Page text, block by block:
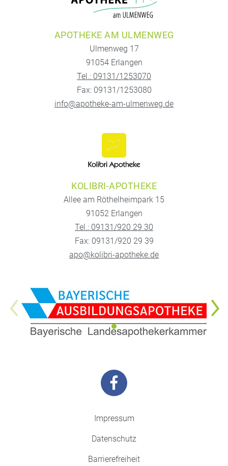
APOTHEKE AM ULMENWEG
Ulmenweg 17
91054 Erlangen
Tel.: 09131/1253070
Fax: 09131/1253080
info@apotheke-am-ulmenweg.de
KOLIBRI-APOTHEKE
Allee am Röthelheimpark 15
91052 Erlangen
Tel.: 09131/920 29 30
Fax: 09131/920 29 39
apo@kolibri-apotheke.de
Impressum
Datenschutz
Barrierefreiheit